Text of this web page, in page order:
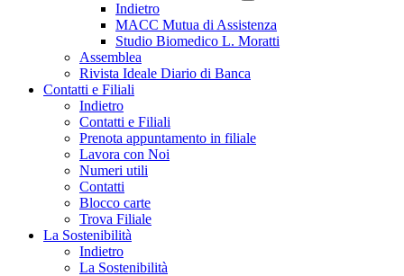
Indietro
MACC Mutua di Assistenza
Studio Biomedico L. Moratti
Assemblea
Rivista Ideale Diario di Banca
Contatti e Filiali
Indietro
Contatti e Filiali
Prenota appuntamento in filiale
Lavora con Noi
Numeri utili
Contatti
Blocco carte
Trova Filiale
La Sostenibilità
Indietro
La Sostenibilità